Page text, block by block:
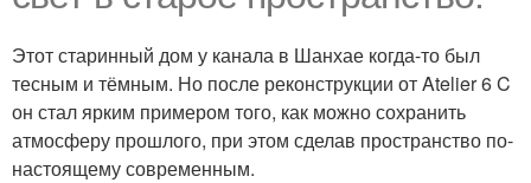
Этот старинный дом у канала в Шанхае когда-то был
тесным и тёмным. Но после реконструкции от Atelier 6 C
он стал ярким примером того, как можно сохранить
атмосферу прошлого, при этом сделав пространство по-
настоящему современным.